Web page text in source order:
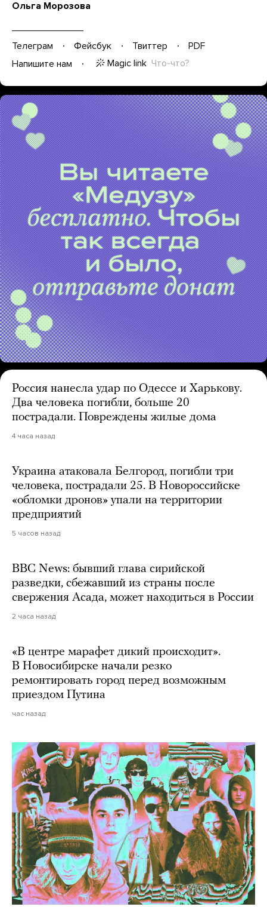
Ольга Морозова
Телеграм Фейсбук Твиттер
PDF
Напишите нам
Magic link Что-что?
Россия нанесла удар по Одессе и Харькову.
Два человека погибли, больше 20
пострадали. Повреждены жилые дома
4 часа назад
Украина атаковала Белгород, погибли три
человека, пострадали 25. В Новороссийске
«обломки дронов» упали на территории
предприятий
5 часов назад
BBC News: бывший глава сирийской
разведки, сбежавший из страны после
свержения Асада, может находиться в России
2 часа назад
«В центре марафет дикий происходит».
В Новосибирске начали резко
ремонтировать город перед возможным
приездом Путина
час назад